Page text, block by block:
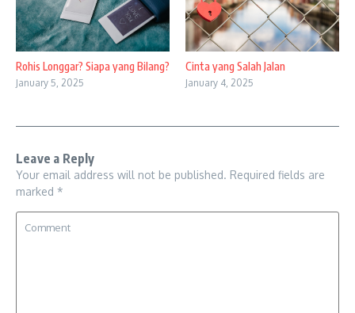
Rohis Longgar? Siapa yang Bilang?
January 5, 2025
Cinta yang Salah Jalan
January 4, 2025
Leave a Reply
Your email address will not be published. Required fields are
marked *